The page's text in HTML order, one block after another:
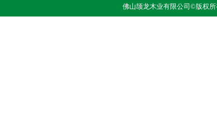
佛山颉龙木业有限公司©版权